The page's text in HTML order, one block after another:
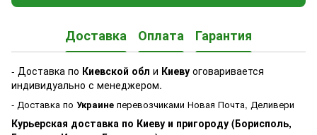
Доставка Оплата Гарантия
- Доставка по Киевской обл и Киеву оговаривается
индивидуально с менеджером.
- Доставка по Украине перевозчиками Новая Почта, Деливери
Курьерская доставка по Киеву и пригороду (Борисполь,